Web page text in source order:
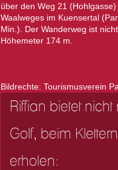
über den Weg 21
Waalweges im Kuensertal
Min.). Der Wanderweg ist
Höhemeter 174 m.
Bildrechte: Tourismusverein
Riffian bietet
Golf, beim
erholen: